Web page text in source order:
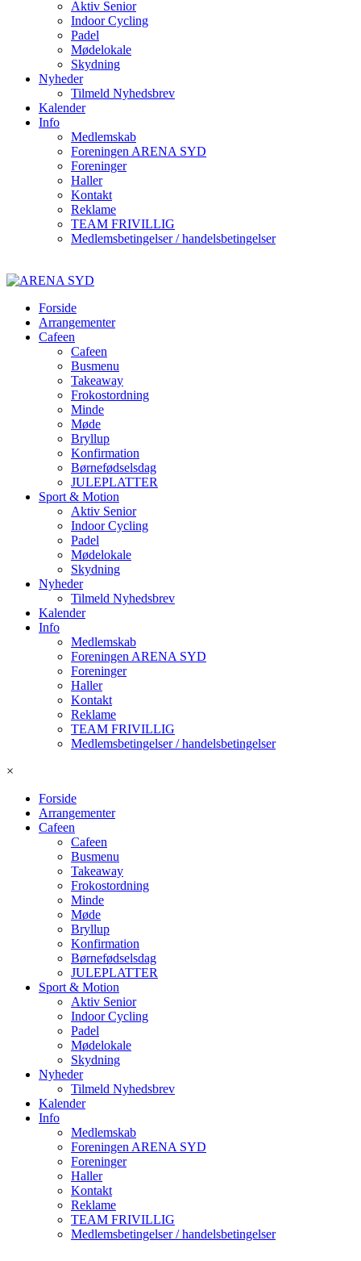
Aktiv Senior
Indoor Cycling
Padel
Mødelokale
Skydning
Nyheder
Tilmeld Nyhedsbrev
Kalender
Info
Medlemskab
Foreningen ARENA SYD
Foreninger
Haller
Kontakt
Reklame
TEAM FRIVILLIG
Medlemsbetingelser / handelsbetingelser
Forside
Arrangementer
Cafeen
Cafeen
Busmenu
Takeaway
Frokostordning
Minde
Møde
Bryllup
Konfirmation
Børnefødselsdag
JULEPLATTER
Sport & Motion
Aktiv Senior
Indoor Cycling
Padel
Mødelokale
Skydning
Nyheder
Tilmeld Nyhedsbrev
Kalender
Info
Medlemskab
Foreningen ARENA SYD
Foreninger
Haller
Kontakt
Reklame
TEAM FRIVILLIG
Medlemsbetingelser / handelsbetingelser
×
Forside
Arrangementer
Cafeen
Cafeen
Busmenu
Takeaway
Frokostordning
Minde
Møde
Bryllup
Konfirmation
Børnefødselsdag
JULEPLATTER
Sport & Motion
Aktiv Senior
Indoor Cycling
Padel
Mødelokale
Skydning
Nyheder
Tilmeld Nyhedsbrev
Kalender
Info
Medlemskab
Foreningen ARENA SYD
Foreninger
Haller
Kontakt
Reklame
TEAM FRIVILLIG
Medlemsbetingelser / handelsbetingelser